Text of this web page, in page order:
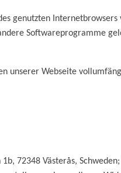
genutzten
Softwareprogramme
unserer Webseite
72348 Västerås,